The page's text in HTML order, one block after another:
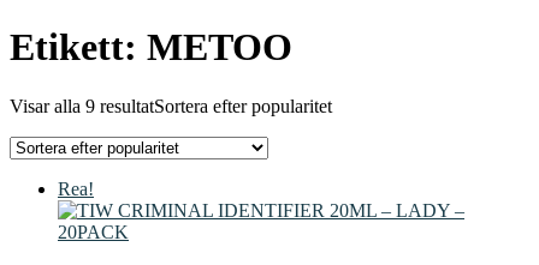
Etikett: METOO
Visar alla 9 resultatSortera efter popularitet
Rea!